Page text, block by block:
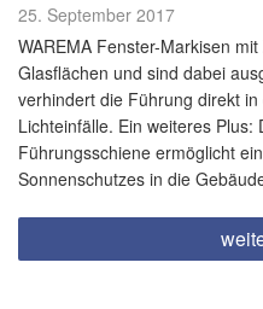
Veröffentlicht
am
25. September 2017
WAREMA Fenster-Markisen
Glasflächen und sind dabei
verhindert die Führung direkt
Lichteinfälle. Ein weiteres
Führungsschiene ermöglicht
Sonnenschutzes in die
um